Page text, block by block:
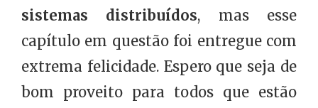
sistemas distribuídos, mas esse
capítulo em questão foi entregue com
extrema felicidade. Espero que seja de
bom proveito para todos que estão